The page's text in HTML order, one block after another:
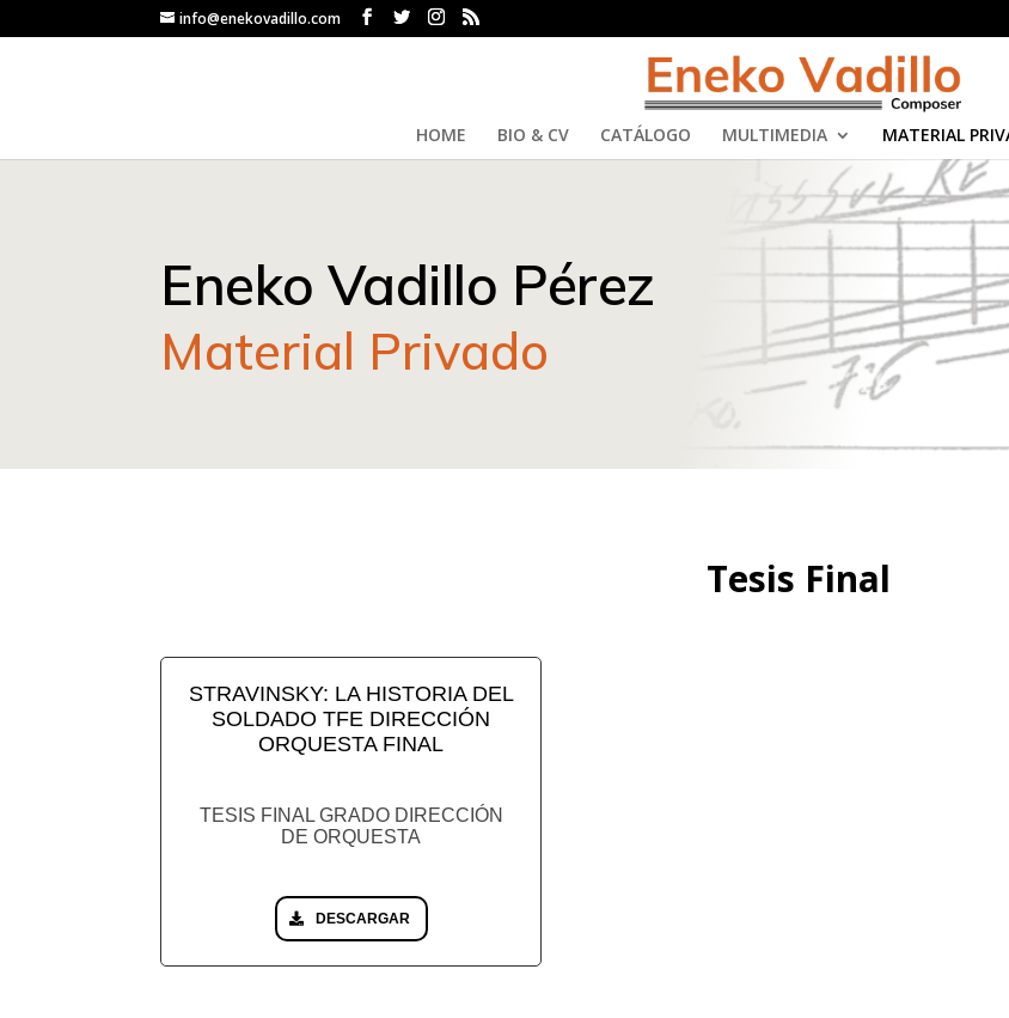
info@enekovadillo.com
HOME BIO & CV CATÁLOGO MULTIMEDIA MATERIAL
Eneko Vadillo Pérez
Material Privado
Tesis Final
STRAVINSKY: LA HISTORIA DEL
SOLDADO TFE DIRECCIÓN
ORQUESTA FINAL
TESIS FINAL GRADO DIRECCIÓN
DE ORQUESTA
DESCARGAR